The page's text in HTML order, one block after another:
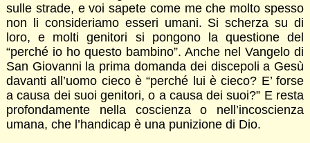
sulle strade, e voi sapete come me che molto spesso
non li consideriamo esseri umani. Si scherza su di
loro, e molti genitori si pongono la questione del
“perché io ho questo bambino”. Anche nel Vangelo di
San Giovanni la prima domanda dei discepoli a Gesù
davanti all’uomo cieco è “perché lui è cieco? E’ forse
a causa dei suoi genitori, o a causa dei suoi?” E resta
profondamente nella coscienza o nell’incoscienza
umana, che l’handicap è una punizione di Dio.